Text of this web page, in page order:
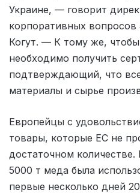
Украине, — говорит
корпоративных
Когут. — К тому же,
необходимо получить
подтверждающий, что
материалы и сырье
Европейцы с
товары, которые ЕС не
достаточном
5000 т меда была
первые несколько дней